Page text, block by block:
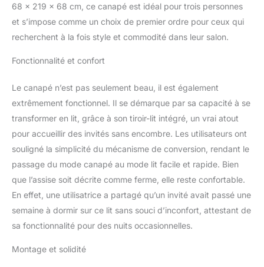
68 x 219 x 68 cm, ce canapé est idéal pour trois personnes
et s’impose comme un choix de premier ordre pour ceux qui
recherchent à la fois style et commodité dans leur salon.
Fonctionnalité et confort
Le canapé n’est pas seulement beau, il est également
extrêmement fonctionnel. Il se démarque par sa capacité à se
transformer en lit, grâce à son tiroir-lit intégré, un vrai atout
pour accueillir des invités sans encombre. Les utilisateurs ont
souligné la simplicité du mécanisme de conversion, rendant le
passage du mode canapé au mode lit facile et rapide. Bien
que l’assise soit décrite comme ferme, elle reste confortable.
En effet, une utilisatrice a partagé qu’un invité avait passé une
semaine à dormir sur ce lit sans souci d’inconfort, attestant de
sa fonctionnalité pour des nuits occasionnelles.
Montage et solidité